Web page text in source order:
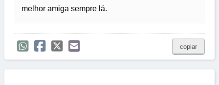
melhor amiga sempre lá.
copiar